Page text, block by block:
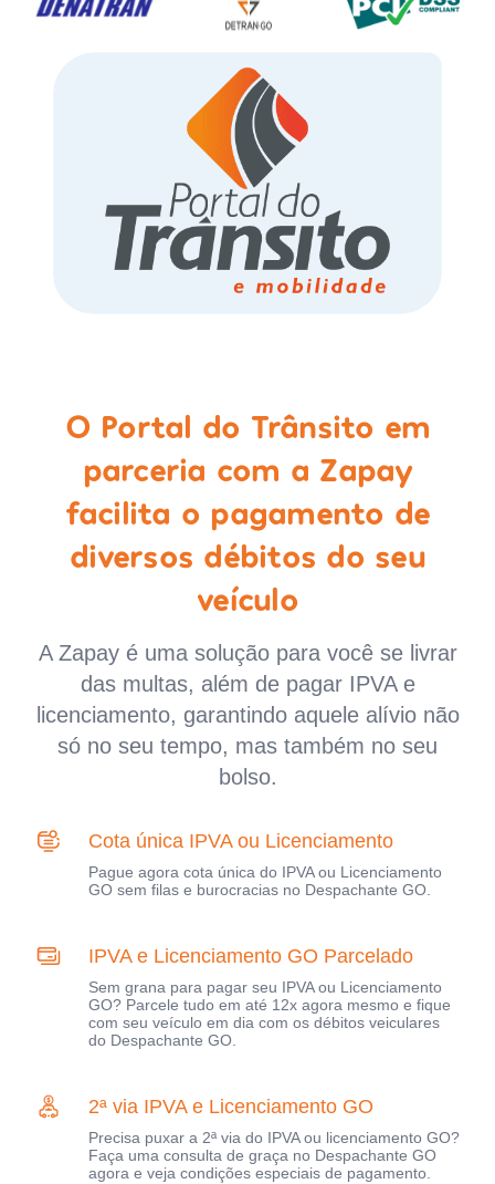
O Portal do Trânsito em
parceria com a Zapay
facilita o pagamento de
diversos débitos do seu
veículo
A Zapay é uma solução para você se livrar
das multas, além de pagar IPVA e
licenciamento, garantindo aquele alívio não
só no seu tempo, mas também no seu
bolso.
Cota única IPVA ou Licenciamento
Pague agora cota única do IPVA ou Licenciamento
GO sem filas e burocracias no Despachante GO.
IPVA e Licenciamento GO Parcelado
Sem grana para pagar seu IPVA ou Licenciamento
GO? Parcele tudo em até 12x agora mesmo e fique
com seu veículo em dia com os débitos veiculares
do Despachante GO.
2ª via IPVA e Licenciamento GO
Precisa puxar a 2ª via do IPVA ou licenciamento GO?
Faça uma consulta de graça no Despachante GO
agora e veja condições especiais de pagamento.